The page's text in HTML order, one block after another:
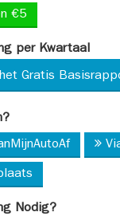
€5
per Kwartaal
Gratis
Nodig?